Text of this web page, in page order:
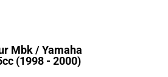
Mbk / Yamaha
(1998 - 2000)